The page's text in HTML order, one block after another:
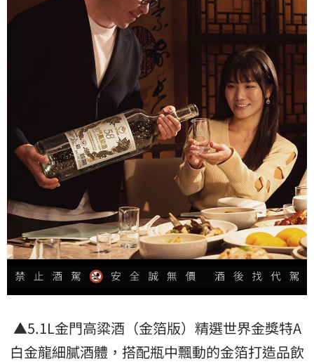
▲5.1L金門高粱酒（金箔版）精選世界金獎特A
白金龍細膩酒體，搭配瓶中飄動的金箔打造品飲